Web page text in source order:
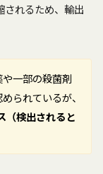
されるため、輸出
一部の殺菌剤
られているが、
（検出されると